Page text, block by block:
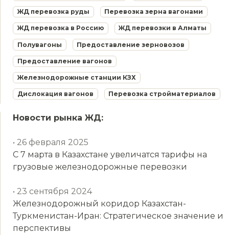
ЖД перевозка руды Перевозка зерна вагонами
ЖД перевозка в Россию ЖД перевозки в Алматы
Полувагоны Предоставление зерновозов
Предоставление вагонов
Железнодорожные станции КЗХ
Дислокация вагонов Перевозка стройматериалов
Новости рынка ЖД:
• 26 февраля 2025
С 7 марта в Казахстане увеличатся тарифы на
грузовые железнодорожные перевозки
• 23 сентября 2024
Железнодорожный коридор Казахстан-
Туркменистан-Иран: Стратегическое значение и
перспективы